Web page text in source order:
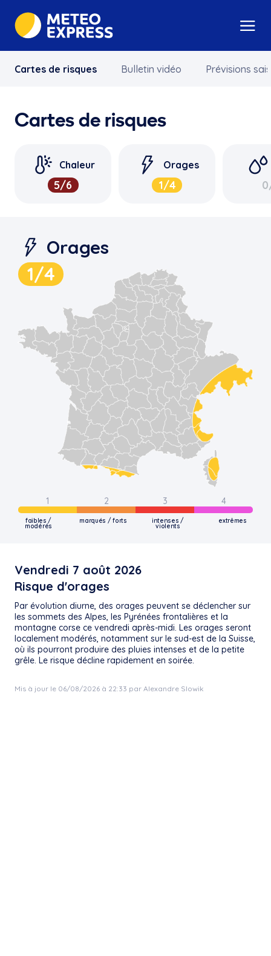
Cartes de risques Bulletin vidéo Prévisions
Cartes de risques
Orages
1/4
1 2 3 4
faibles /
modérés
marqués / forts intenses /
violents
extrêmes
Vendredi 7 août 2026
Risque d'orages
Par évolution diurne, des orages peuvent se déclencher sur
les sommets des Alpes, les Pyrénées frontalières et la
montagne corse ce vendredi après-midi. Les orages seront
localement modérés, notamment sur le sud-est de la Suisse,
où ils pourront produire des pluies intenses et de la petite
grêle. Le risque décline rapidement en soirée.
Mis à jour le 06/08/2026 à 22:33 par Alexandre Slowik
Chaleur
5/6
Orages
1/4 0